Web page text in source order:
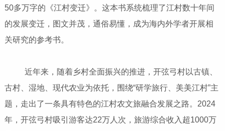
50多万字的《江村变迁》。这本书系统梳理了江村数十年间
的发展变迁，图文并茂，通俗易懂，成为海内外学者开展相
关研究的参考书。
近年来，随着乡村全面振兴的推进，开弦弓村以古镇、
古村、湿地、现代农业为依托，围绕“研学旅行、美美江村”主
题，走出了一条具有特色的江村农文旅融合发展之路。2024
年，开弦弓村吸引游客达22万人次，旅游综合收入超1000万